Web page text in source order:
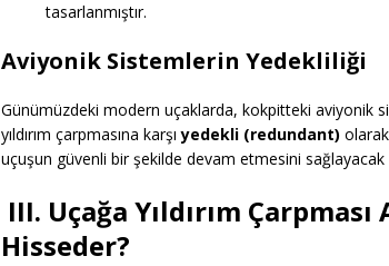
tasarlanmıştır.
Aviyonik Sistemlerin Yedekliliği
Günümüzdeki modern uçaklarda, kokpitteki aviyonik
yıldırım çarpmasına karşıyedekli (redundant)
uçuşun güvenli bir şekilde devam etmesini
III. Uçağa Yıldırım
Hisseder?